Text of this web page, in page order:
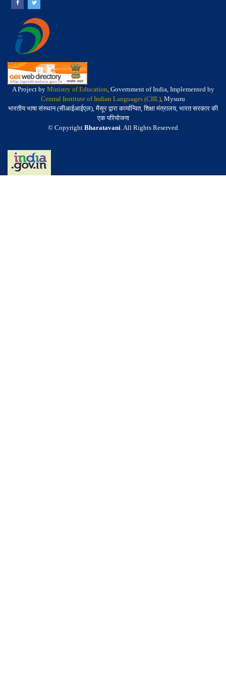
A Project by Ministry of Education, Government of India, Implemented by
Central Institute of Indian Languages (CIIL), Mysuru
भारतीय भाषा संस्थान (सीआईआईएल), मैसूर द्वारा कार्यान्वित, शिक्षा मंत्रालय, भारत सरकार की
एक परियोजना
© Copyright Bharatavani. All Rights Reserved